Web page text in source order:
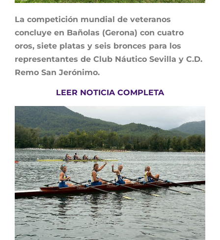
La competición mundial de veteranos
concluye en Bañolas (Gerona) con cuatro
oros, siete platas y seis bronces para los
representantes de Club Náutico Sevilla y C.D.
Remo San Jerónimo.
LEER NOTICIA COMPLETA